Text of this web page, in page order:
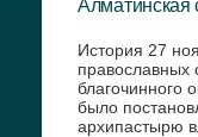
Алматинская
История 27
православных
благочинного
было
архипастырю